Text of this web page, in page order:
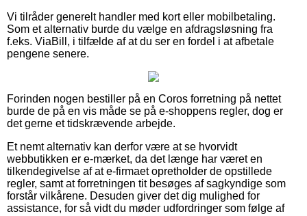
Vi tilråder generelt handler med kort eller mobilbetaling.
Som et alternativ burde du vælge en afdragsløsning fra
f.eks. ViaBill, i tilfælde af at du ser en fordel i at afbetale
pengene senere.
Forinden nogen bestiller på en Coros forretning på nettet
burde de på en vis måde se på e-shoppens regler, dog er
det gerne et tidskrævende arbejde.
Et nemt alternativ kan derfor være at se hvorvidt
webbutikken er e-mærket, da det længe har været en
tilkendegivelse af at e-firmaet opretholder de opstillede
regler, samt at forretningen tit besøges af sagkyndige som
forstår vilkårene. Desuden giver det dig mulighed for
assistance, for så vidt du møder udfordringer som følge af